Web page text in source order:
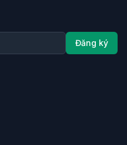
Đăng ký